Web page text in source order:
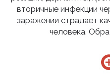
вторичные инфекции
заражении страдает
человека.